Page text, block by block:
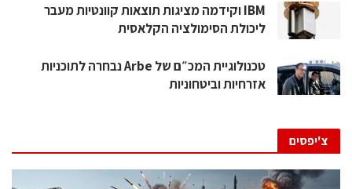
IBM וקידמה מציגות תוצאות קוונטיות מעבר
ליכולת הסימולציה הקלאסית
טכנולוגיית המכ״ם של Arbe נבחרה לתוכניות
אזרחיות וביטחוניות
צ'יפסים